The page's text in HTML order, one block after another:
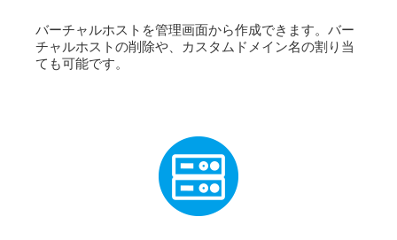
バーチャルホストを管理画面から作成できます。バー
チャルホストの削除や、カスタムドメイン名の割り当
ても可能です。